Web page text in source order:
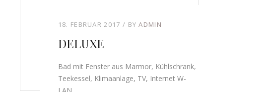
18. FEBRUAR 2017 BYADMIN
DELUXE
Bad mit Fenster aus Marmor, Kühlschrank,
Teekessel, Klimaanlage, TV, Internet W-
LAN.